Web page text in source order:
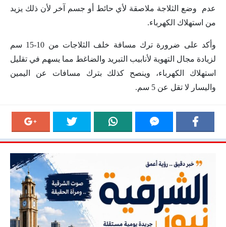
عدم وضع الثلاجة ملاصقة لأي حائط أو جسم آخر لأن ذلك يزيد
من استهلاك الكهرباء.
وأكد على ضرورة ترك مسافة خلف الثلاجات من 10-15 سم
لزيادة مجال التهوية لأنابيب التبريد والضاغط مما يسهم في تقليل
استهلاك الكهرباء، وينصح كذلك بترك مسافات عن اليمين
واليسار لا تقل عن 5 سم.